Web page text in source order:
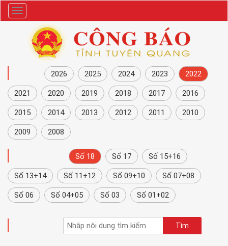
Danh
mục
2026 2025 2024 2023 2022
2021 2020 2019 2018 2017 2016
2015 2014 2013 2012 2011 2010
2009 2008
Số 18 Số 17 Số 15+16
Số 13+14 Số 11+12 Số 09+10 Số 07+08
Số 06 Số 04+05 Số 03 Số 01+02